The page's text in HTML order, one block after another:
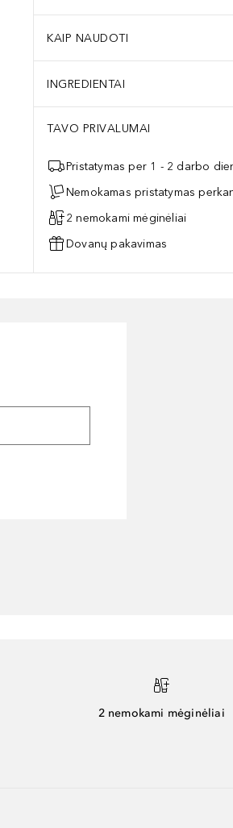
KAIP NAUDOTI
INGREDIENTAI
TAVO PRIVALUMAI
Pristatymas per 1 - 2 darbo
Nemokamas pristatymas
2 nemokami mėginėliai
Dovanų pakavimas
2 nemokami mėginėliai